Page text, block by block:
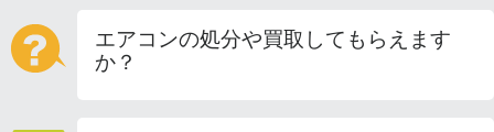
エアコンの処分や買取してもらえます
か？